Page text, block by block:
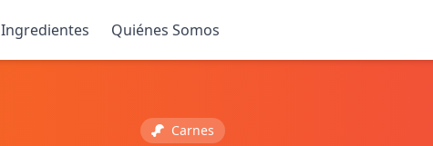
Ingredientes Quiénes Somos
Carnes